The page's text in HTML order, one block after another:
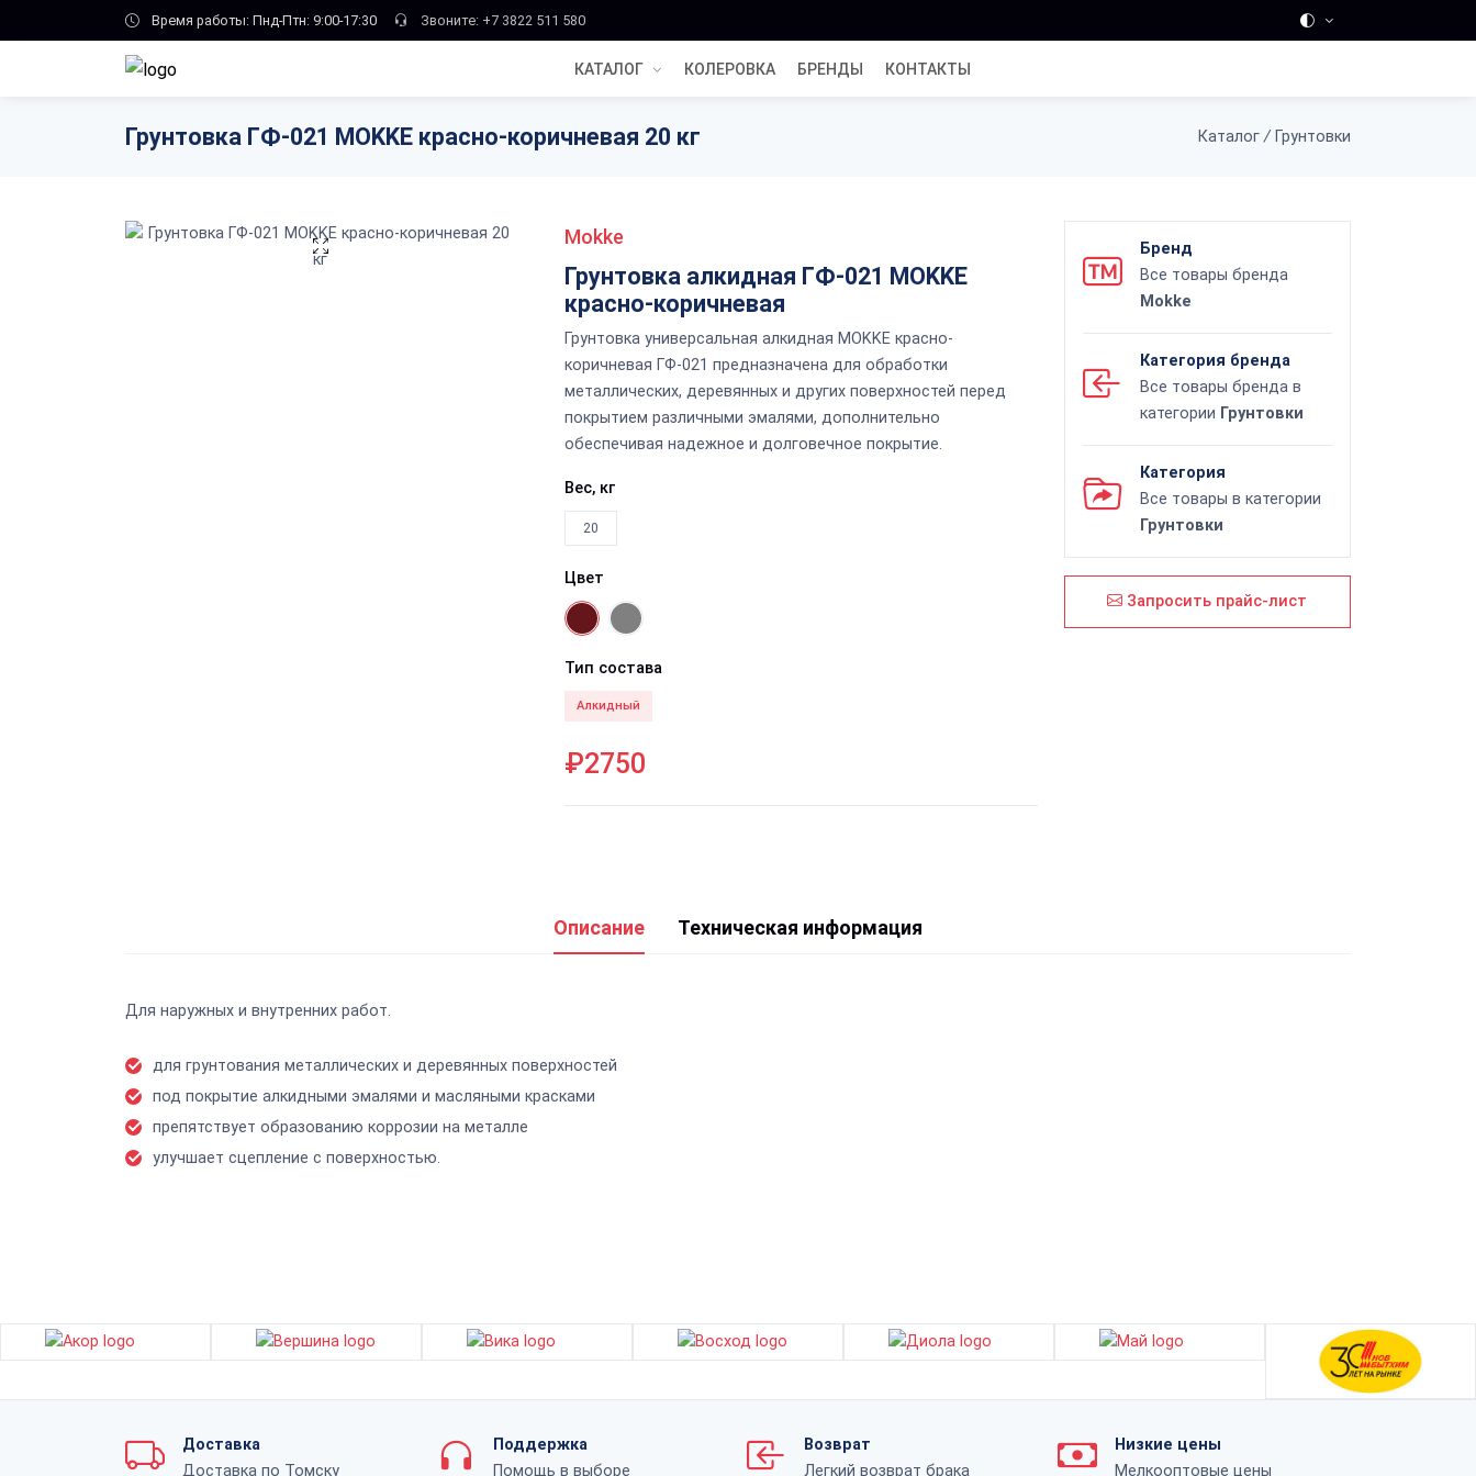
Skip to main contentВремя работы: Пнд-Птн: 9:00-17:30 Звоните: +7 3822 511 580
КАТАЛОГ КОЛЕРОВКА БРЕНДЫ КОНТАКТЫ
Грунтовка ГФ-021 MOKKE красно-коричневая 20 кг Каталог / Грунтовки
Mokke
Грунтовка алкидная ГФ-021 MOKKE
красно-коричневая
Грунтовка универсальная алкидная MOKKE красно-
коричневая ГФ-021 предназначена для обработки
металлических, деревянных и других поверхностей перед
покрытием различными эмалями, дополнительно
обеспечивая надежное и долговечное покрытие.
Вес, кг
20
Цвет
Тип состава
Алкидный
₽2750
Бренд
Все товары бренда
Mokke
Категория бренда
Все товары бренда в
категории Грунтовки
Категория
Все товары в категории
Грунтовки
Запросить прайс-лист
Описание Техническая информация
Для наружных и внутренних работ.
для грунтования металлических и деревянных поверхностей
под покрытие алкидными эмалями и масляными красками
препятствует образованию коррозии на металле
улучшает сцепление с поверхностью.
Доставка
Доставка по Томску
Поддержка
Помощь в выборе
Возврат
Легкий возврат брака
Низкие цены
Мелкооптовые цены